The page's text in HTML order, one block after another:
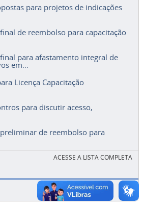
para projetos de indicações
de reembolso para capacitação
para afastamento integral de
em...
Licença Capacitação
para discutir acesso,
de reembolso para
ACESSE A LISTA COMPLETA